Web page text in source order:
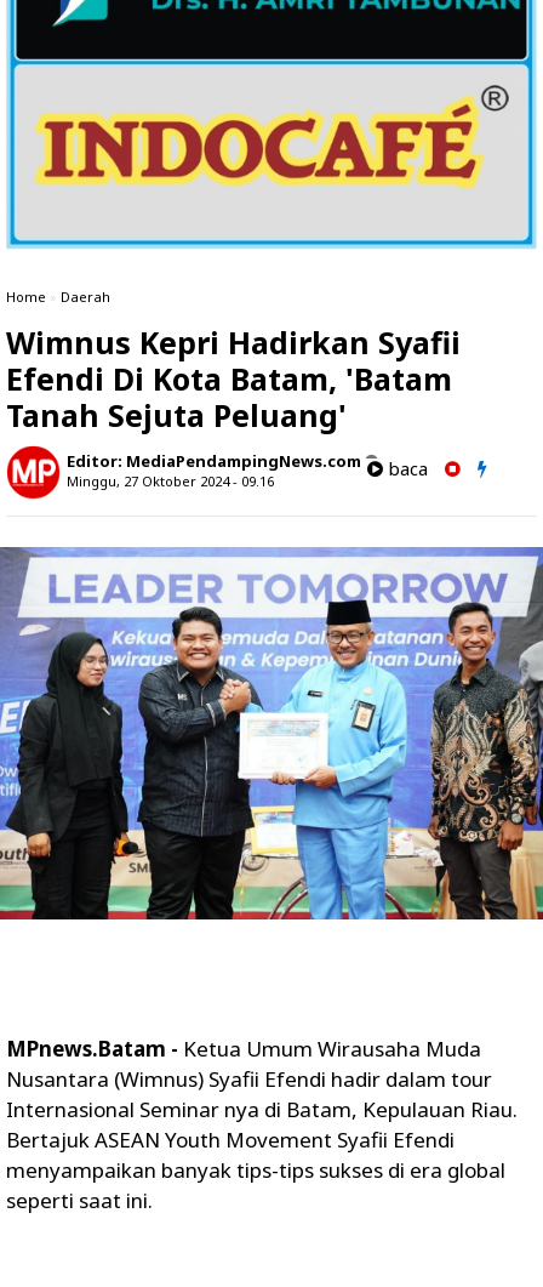
Home » Daerah
Wimnus Kepri Hadirkan Syafii
Efendi Di Kota Batam, 'Batam
Tanah Sejuta Peluang'
Editor: MediaPendampingNews.com
Minggu, 27 Oktober 2024 - 09.16
baca
MPnews.Batam - Ketua Umum Wirausaha Muda
Nusantara (Wimnus) Syafii Efendi hadir dalam tour
Internasional Seminar nya di Batam, Kepulauan Riau.
Bertajuk ASEAN Youth Movement Syafii Efendi
menyampaikan banyak tips-tips sukses di era global
seperti saat ini.